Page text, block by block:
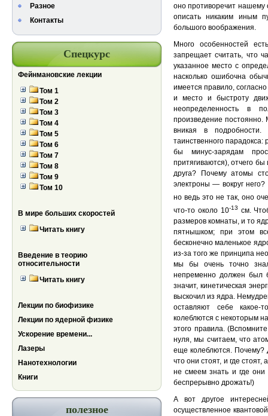
Разное
Контакты
Спецкурс
Фейнмановские лекции
Том 1
Том 2
Том 3
Том 4
Том 5
Том 6
Том 7
Том 8
Том 9
Том 10
В мире больших скоростей
Читать книгу
Введение в теорию
относительности
Читать книгу
Лекции по биофизике
Лекции по ядерной физике
Ускорение времени...
Лазеры
Нанотехнологии
Книги
полезное
оно противоречит нашему
описать никаким иным
большого воображения.
Много особенностей
запрещает считать, что
указанное место с
насколько ошибочна
имеется правило,
и место и быстроту
неопределенность в
произведение
вникая в подробности.
таинственного
бы минус-зарядам
притягиваются), отчего бы
друга? Почему атомы
электроны — вокруг
но ведь это не так, оно
что-то около 10-13 см.
размеров комнаты, и то
пятнышком; при этом
бесконечно маленькое
из-за того же принципа
мы бы очень точно
непременно должен был
значит, кинетическая
выскочил из ядра.
оставляют себе
колеблются с некоторым
этого правила.
нуля, мы считаем, что
еще колеблются.
что они стоят, и где
не смеем знать и где
беспрерывно дрожать!)
А вот другое
осуществленное